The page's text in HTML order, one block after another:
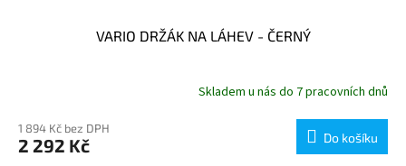
VARIO DRŽÁK NA LÁHEV - ČERNÝ
Skladem u nás do 7 pracovních dnů
1 894 Kč bez DPH
2 292 Kč Do košíku